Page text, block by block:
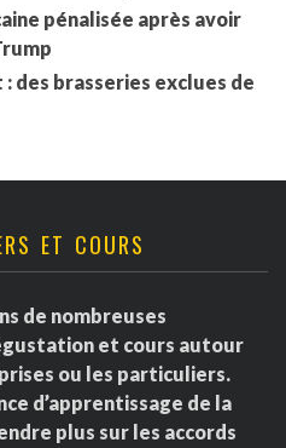
pénalisée après avoir
des brasseries exclues de
ET COURS
de nombreuses
et cours autour
ou les particuliers.
d’apprentissage de la
plus sur les accords